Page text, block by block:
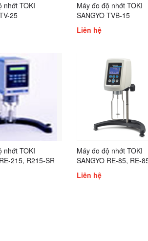
nhớt TOKI
25
Máy đo độ nhớt TOKI
SANGYO TVB-15
Liên hệ
nhớt TOKI
215, R215-SR
Máy đo độ nhớt TOKI
SANGYO RE-85, RE-
85H, RE-85R, RE-85U
Liên hệ